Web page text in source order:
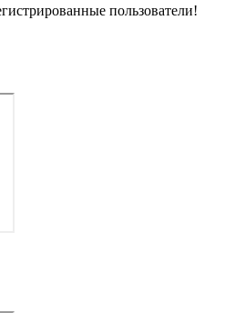
пользователи!